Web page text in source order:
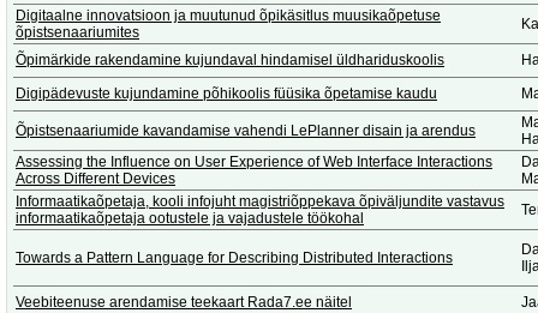
Digitaalne innovatsioon ja muutunud õpikäsitlus muusikaõpetuse
õpistsenaariumites
Õpimärkide rakendamine kujundaval hindamisel üldhariduskoolis
Digipädevuste kujundamine põhikoolis füüsika õpetamise kaudu
Õpistsenaariumide kavandamise vahendi LePlanner disain ja arendus
Assessing the Influence on User Experience of Web Interface Interactions
Across Different Devices
Informaatikaõpetaja, kooli infojuht magistriõppekava õpiväljundite vastavus
informaatikaõpetaja ootustele ja vajadustele töökohal
Towards a Pattern Language for Describing Distributed Interactions
Veebiteenuse arendamise teekaart Rada7.ee näitel